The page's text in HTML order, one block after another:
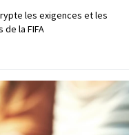
les exigences et les
la FIFA